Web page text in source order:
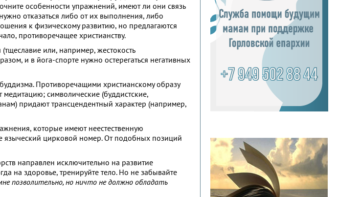
особенности упражнений, имеют ли они связь
отказаться либо от их выполнения, либо
к физическому развитию, но предлагаются
противоречащее христианству.
или, например, жестокость
и в йога-спорте нужно остерегаться негативных
Противоречащими христианскому образу
медитацию; символические (буддистские,
придают трансцендентный характер (например,
которые имеют неестественную
языческий цирковой номер. От подобных позиций
направлен исключительно на развитие
на здоровье, тренируйте тело. Но не забывайте
позволительно, но ничто не должно обладать